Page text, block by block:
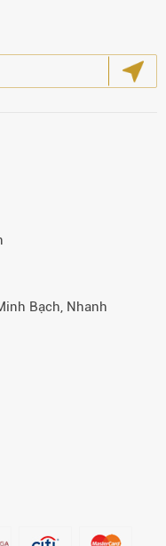
Bạch, Nhanh